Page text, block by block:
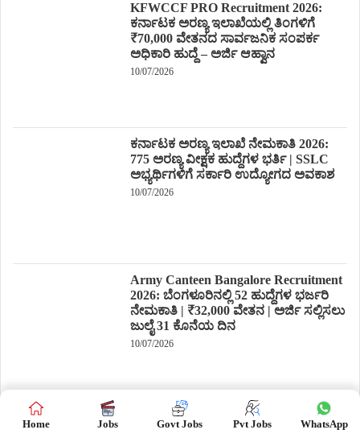
KFWCCF PRO Recruitment 2026:
ಕರ್ನಾಟಕ ಅರಣ್ಯ ಇಲಾಖೆಯಲ್ಲಿ ತಿಂಗಳಿಗೆ
₹70,000 ವೇತನದ ಸಾರ್ವಜನಿಕ ಸಂಪರ್ಕ
ಅಧಿಕಾರಿ ಹುದ್ದೆ – ಅರ್ಜಿ ಆಹ್ವಾನ
10/07/2026
ಕರ್ನಾಟಕ ಅರಣ್ಯ ಇಲಾಖೆ ನೇಮಕಾತಿ 2026:
775 ಅರಣ್ಯ ವೀಕ್ಷಕ ಹುದ್ದೆಗಳ ಭರ್ತಿ | SSLC
ಅಭ್ಯರ್ಥಿಗಳಿಗೆ ಸರ್ಕಾರಿ ಉದ್ಯೋಗದ ಅವಕಾಶ
10/07/2026
Army Canteen Bangalore Recruitment
2026: ಬೆಂಗಳೂರಿನಲ್ಲಿ 52 ಹುದ್ದೆಗಳ ಭರ್ಜರಿ
ನೇಮಕಾತಿ | ₹32,000 ವೇತನ | ಅರ್ಜಿ ಸಲ್ಲಿಸಲು
ಜುಲೈ 31 ಕೊನೆಯ ದಿನ
10/07/2026
SBI PO Recruitment 2026: 1500
ಪ್ರೊಬೇಷನರಿ ಆಫೀಸರ್ ಹುದ್ದೆಗಳ ಭರ್ತಿ –
Home Jobs Govt Jobs Pvt Jobs WhatsApp